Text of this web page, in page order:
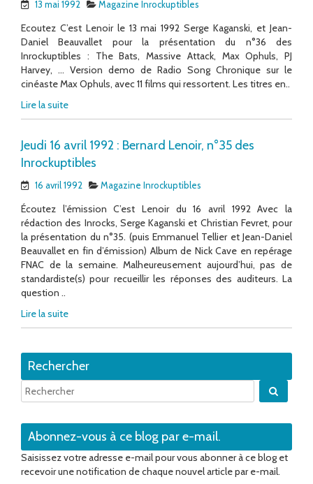
13 mai 1992 Magazine Inrockuptibles
Ecoutez C’est Lenoir le 13 mai 1992 Serge Kaganski, et Jean-
Daniel Beauvallet pour la présentation du n°36 des
Inrockuptibles : The Bats, Massive Attack, Max Ophuls, PJ
Harvey, … Version demo de Radio Song Chronique sur le
cinéaste Max Ophuls, avec 11 films qui ressortent. Les titres en..
Lire la suite
Jeudi 16 avril 1992 : Bernard Lenoir, n°35 des
Inrockuptibles
16 avril 1992 Magazine Inrockuptibles
Écoutez l’émission C’est Lenoir du 16 avril 1992 Avec la
rédaction des Inrocks, Serge Kaganski et Christian Fevret, pour
la présentation du n°35. (puis Emmanuel Tellier et Jean-Daniel
Beauvallet en fin d’émission) Album de Nick Cave en repérage
FNAC de la semaine. Malheureusement aujourd’hui, pas de
standardiste(s) pour recueillir les réponses des auditeurs. La
question ..
Lire la suite
Rechercher
Abonnez-vous à ce blog par e-mail.
Saisissez votre adresse e-mail pour vous abonner à ce blog et
recevoir une notification de chaque nouvel article par e-mail.